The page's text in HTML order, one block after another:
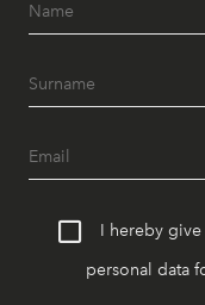
I hereby
personal data